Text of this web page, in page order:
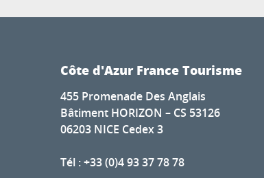
Côte d'Azur France Tourisme
455 Promenade Des Anglais
Bâtiment HORIZON – CS 53126
06203 NICE Cedex 3
Tél : +33 (0)4 93 37 78 78